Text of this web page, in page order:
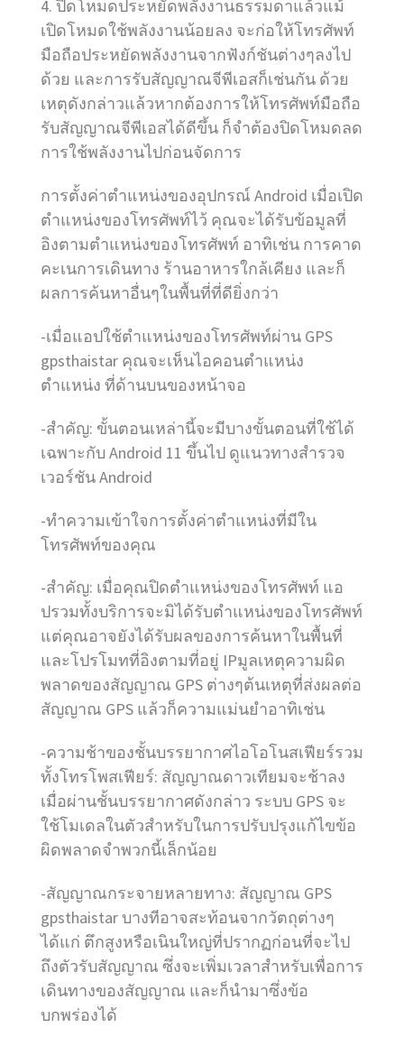
4. ปิดโหมดประหยัดพลังงานธรรมดาแล้วแม้
เปิดโหมดใช้พลังงานน้อยลง จะก่อให้โทรศัพท์
มือถือประหยัดพลังงานจากฟังก์ชันต่างๆลงไป
ด้วย และการรับสัญญาณจีพีเอสก็เช่นกัน ด้วย
เหตุดังกล่าวแล้วหากต้องการให้โทรศัพท์มือถือ
รับสัญญาณจีพีเอสได้ดีขึ้น ก็จำต้องปิดโหมดลด
การใช้พลังงานไปก่อนจัดการ
การตั้งค่าตำแหน่งของอุปกรณ์ Android เมื่อเปิด
ตำแหน่งของโทรศัพท์ไว้ คุณจะได้รับข้อมูลที่
อิงตามตำแหน่งของโทรศัพท์ อาทิเช่น การคาด
คะเนการเดินทาง ร้านอาหารใกล้เคียง และก็
ผลการค้นหาอื่นๆในพื้นที่ที่ดียิ่งกว่า
-เมื่อแอปใช้ตำแหน่งของโทรศัพท์ผ่าน GPS
gpsthaistar คุณจะเห็นไอคอนตำแหน่ง
ตำแหน่ง ที่ด้านบนของหน้าจอ
-สำคัญ: ขั้นตอนเหล่านี้จะมีบางขั้นตอนที่ใช้ได้
เฉพาะกับ Android 11 ขึ้นไป ดูแนวทางสำรวจ
เวอร์ชัน Android
-ทำความเข้าใจการตั้งค่าตำแหน่งที่มีใน
โทรศัพท์ของคุณ
-สำคัญ: เมื่อคุณปิดตำแหน่งของโทรศัพท์ แอ
ปรวมทั้งบริการจะมิได้รับตำแหน่งของโทรศัพท์
แต่คุณอาจยังได้รับผลของการค้นหาในพื้นที่
และโปรโมทที่อิงตามที่อยู่ IPมูลเหตุความผิด
พลาดของสัญญาณ GPS ต่างๆต้นเหตุที่ส่งผลต่อ
สัญญาณ GPS แล้วก็ความแม่นยำอาทิเช่น
-ความช้าของชั้นบรรยากาศไอโอโนสเฟียร์รวม
ทั้งโทรโพสเฟียร์: สัญญาณดาวเทียมจะช้าลง
เมื่อผ่านชั้นบรรยากาศดังกล่าว ระบบ GPS จะ
ใช้โมเดลในตัวสำหรับในการปรับปรุงแก้ไขข้อ
ผิดพลาดจำพวกนี้เล็กน้อย
-สัญญาณกระจายหลายทาง: สัญญาณ GPS
gpsthaistar บางทีอาจสะท้อนจากวัตถุต่างๆ
ได้แก่ ตึกสูงหรือเนินใหญ่ที่ปรากฏก่อนที่จะไป
ถึงตัวรับสัญญาณ ซึ่งจะเพิ่มเวลาสำหรับเพื่อการ
เดินทางของสัญญาณ และก็นำมาซึ่งข้อ
บกพร่องได้